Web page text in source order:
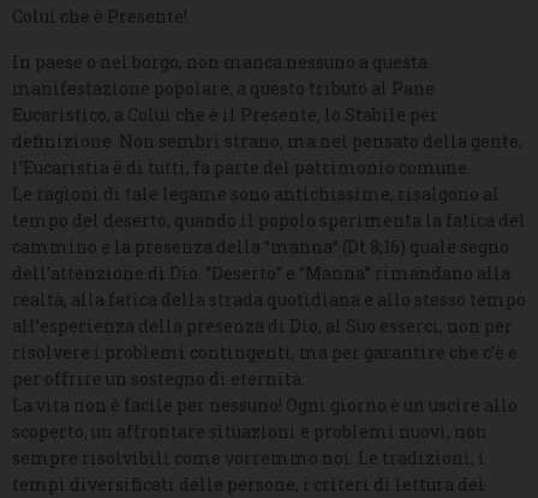
Colui che è Presente!
In paese o nel borgo, non manca nessuno a questa
manifestazione popolare, a questo tributo al Pane
Eucaristico, a Colui che è il Presente, lo Stabile per
definizione. Non sembri strano, ma nel pensato della gente,
l’Eucaristia è di tutti, fa parte del patrimonio comune.
Le ragioni di tale legame sono antichissime, risalgono al
tempo del deserto, quando il popolo sperimenta la fatica del
cammino e la presenza della “manna” (Dt 8,16) quale segno
dell’attenzione di Dio. “Deserto” e “Manna” rimandano alla
realtà, alla fatica della strada quotidiana e allo stesso tempo
all’esperienza della presenza di Dio, al Suo esserci, non per
risolvere i problemi contingenti, ma per garantire che c’è e
per offrire un sostegno di eternità.
La vita non è facile per nessuno! Ogni giorno è un uscire allo
scoperto, un affrontare situazioni e problemi nuovi, non
sempre risolvibili come vorremmo noi. Le tradizioni, i
tempi diversificati delle persone, i criteri di lettura dei